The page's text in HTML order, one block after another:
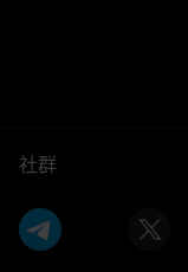
• 參與者必須
• 現貨交易量
易，包括 0 費
及 USDE 合約
社群